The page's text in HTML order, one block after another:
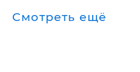
Смотреть ещё